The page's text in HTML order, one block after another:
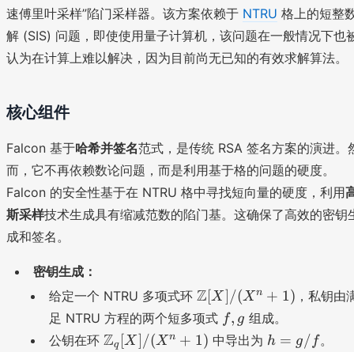
速傅里叶采样”陷门采样器。该方案依赖于 NTRU 格上的短整
解 (SIS) 问题，即使使用量子计算机，该问题在一般情况下也
认为在计算上难以解决，因为目前尚无已知的有效求解算法。
核心组件
Falcon 基于哈希并签名范式，是传统 RSA 签名方案的演进。
而，它不再依赖数论问题，而是利用基于格的问题的硬度。
Falcon 的安全性基于在 NTRU 格中寻找短向量的硬度，利用
斯采样技术生成具有缩减范数的陷门基。这确保了高效的密钥
成和签名。
密钥生成：
给定一个 NTRU 多项式环 \
m
a
t
Z[X ]/(X n + 1) ，私钥由
足 NTRU 方程的两个短多项式 f
,
f, g 组成。
公钥在环 \
Zq [X ]/(X n + 1) 中导出为 h
h = g/ f 。